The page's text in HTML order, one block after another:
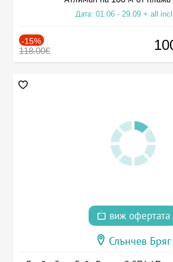
Дата: 01.06 - 29.09 + all
-15%
118.00€
виж офертата
Слънчев Бряг